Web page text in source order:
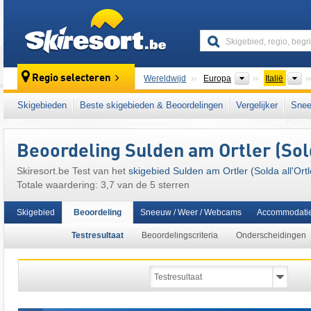
Regio selecteren Wereldwijd Europa Continenten
Italië
Dit skigebied ligt ook in: Suldental
zuidelijke deel van de oostelijke Alpen
Europese Unie
Skigebieden Beste skigebieden & Beoordelingen Vergelijker
Beoordeling Sulden am Ortler
Skiresort.be Test van het skigebied Sulden am Ortler (Solda
Totale waardering: 3,7 van de 5 sterren
Skigebied Beoordeling
Testresultaat Beoordelingscriteria Onderscheidingen
Sneeuw / Weer / Webcams